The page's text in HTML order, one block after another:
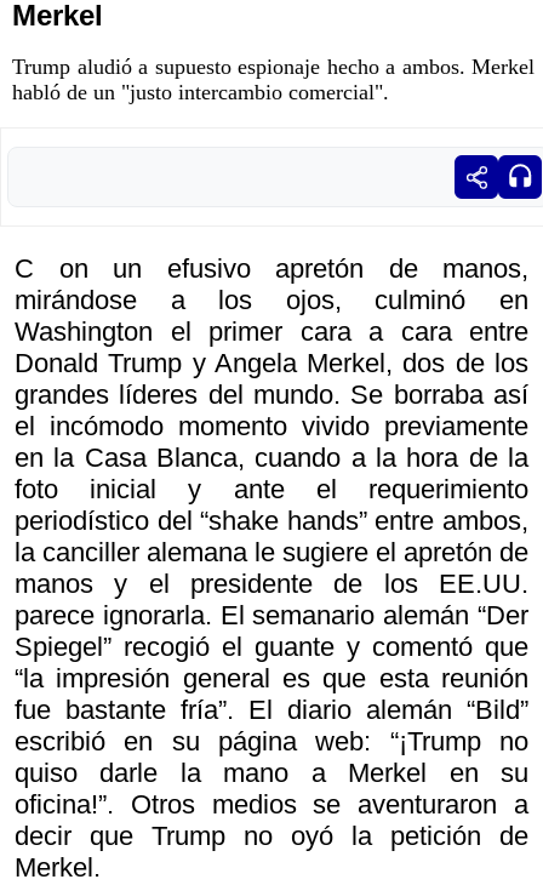
Merkel
Trump aludió a supuesto espionaje hecho a ambos. Merkel
habló de un "justo intercambio comercial".
C on un efusivo apretón de manos,
mirándose a los ojos, culminó en
Washington el primer cara a cara entre
Donald Trump y Angela Merkel, dos de los
grandes líderes del mundo. Se borraba así
el incómodo momento vivido previamente
en la Casa Blanca, cuando a la hora de la
foto inicial y ante el requerimiento
periodístico del “shake hands” entre ambos,
la canciller alemana le sugiere el apretón de
manos y el presidente de los EE.UU.
parece ignorarla. El semanario alemán “Der
Spiegel” recogió el guante y comentó que
“la impresión general es que esta reunión
fue bastante fría”. El diario alemán “Bild”
escribió en su página web: “¡Trump no
quiso darle la mano a Merkel en su
oficina!”. Otros medios se aventuraron a
decir que Trump no oyó la petición de
Merkel.